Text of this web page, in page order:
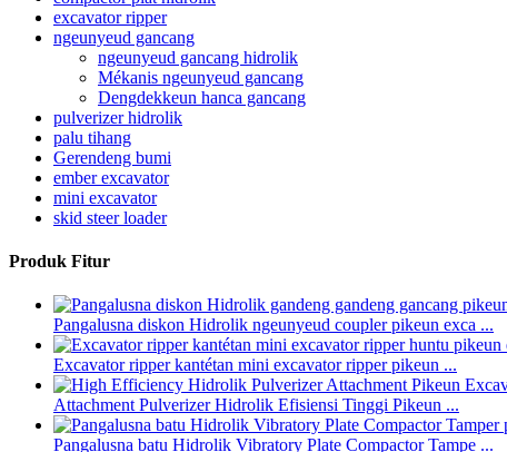
excavator ripper
ngeunyeud gancang
ngeunyeud gancang hidrolik
Mékanis ngeunyeud gancang
Dengdekkeun hanca gancang
pulverizer hidrolik
palu tihang
Gerendeng bumi
ember excavator
mini excavator
skid steer loader
Produk Fitur
Pangalusna diskon Hidrolik ngeunyeud coupler pikeun exca ...
Excavator ripper kantétan mini excavator ripper pikeun ...
Attachment Pulverizer Hidrolik Efisiensi Tinggi Pikeun ...
Pangalusna batu Hidrolik Vibratory Plate Compactor Tampe ...